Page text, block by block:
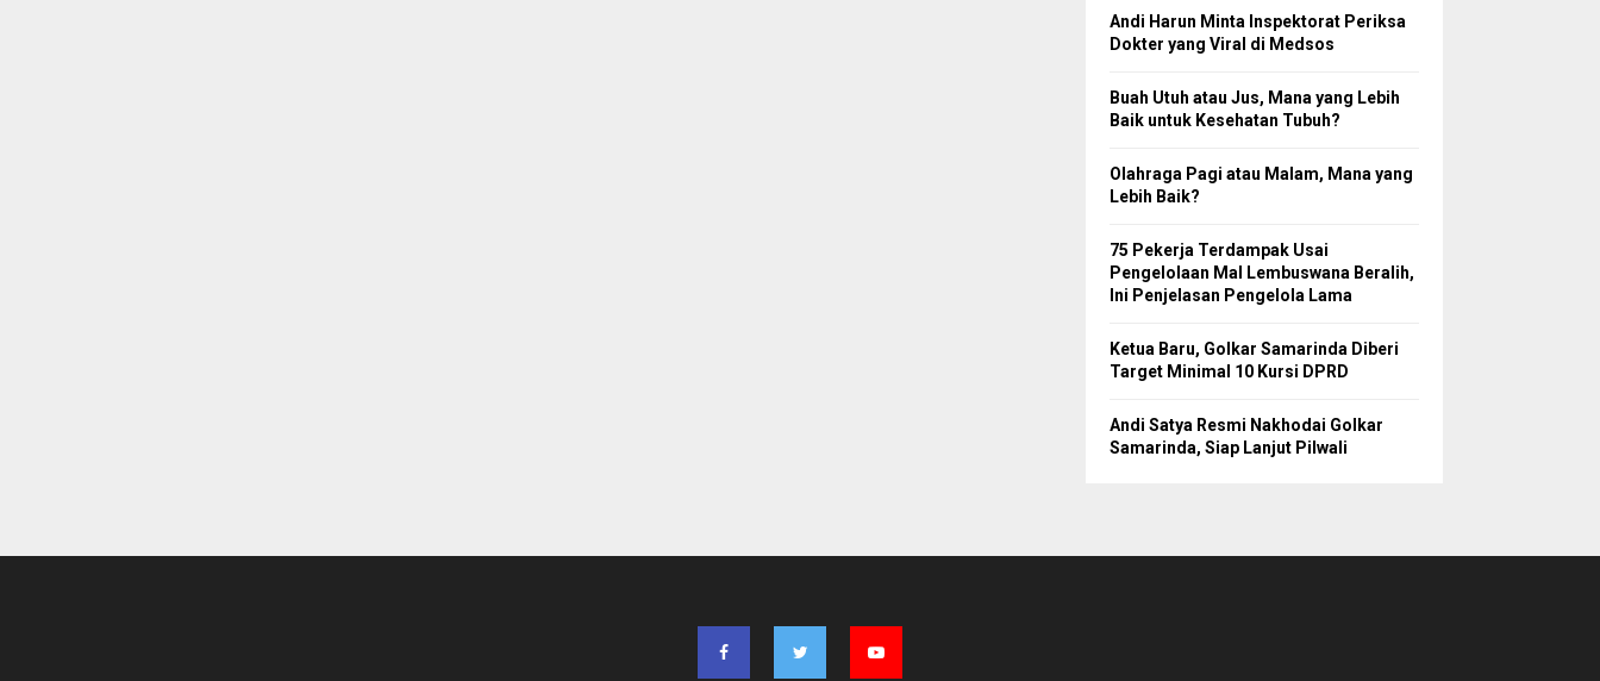
Andi Harun Minta Inspektorat Periksa
Dokter yang Viral di Medsos
Buah Utuh atau Jus, Mana yang Lebih
Baik untuk Kesehatan Tubuh?
Olahraga Pagi atau Malam, Mana yang
Lebih Baik?
75 Pekerja Terdampak Usai
Pengelolaan Mal Lembuswana Beralih,
Ini Penjelasan Pengelola Lama
Ketua Baru, Golkar Samarinda Diberi
Target Minimal 10 Kursi DPRD
Andi Satya Resmi Nakhodai Golkar
Samarinda, Siap Lanjut Pilwali